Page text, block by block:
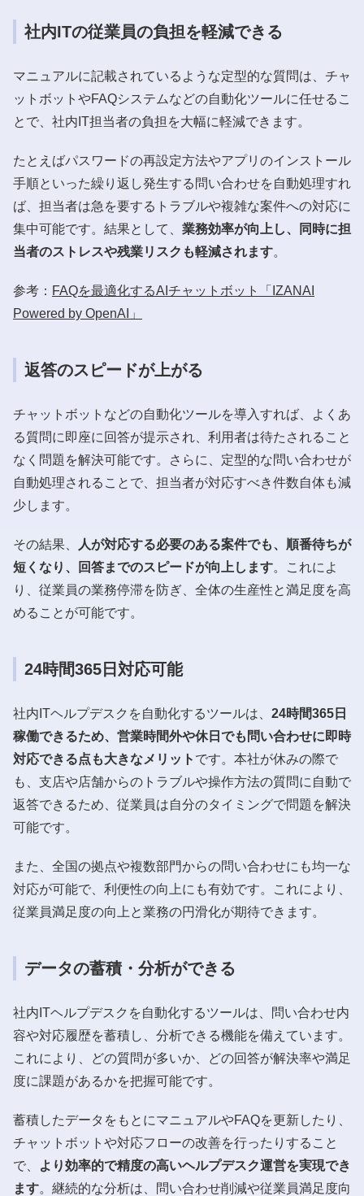
社内ITの従業員の負担を軽減できる
マニュアルに記載されているような定型的な質問は、チャ
ットボットやFAQシステムなどの自動化ツールに任せるこ
とで、社内IT担当者の負担を大幅に軽減できます。
たとえばパスワードの再設定方法やアプリのインストール
手順といった繰り返し発生する問い合わせを自動処理すれ
ば、担当者は急を要するトラブルや複雑な案件への対応に
集中可能です。結果として、 業務効率が向上し、同時に担
当者のストレスや残業リスクも軽減されます。
参考： FAQを最適化するAIチャットボット「IZANAI
Powered by OpenAI」
返答のスピードが上がる
チャットボットなどの自動化ツールを導入すれば、よくあ
る質問に即座に回答が提示され、利用者は待たされること
なく問題を解決可能です。さらに、定型的な問い合わせが
自動処理されることで、担当者が対応すべき件数自体も減
少します。
その結果、
人が対応する必要のある案件でも、順番待ちが
短くなり、回答までのスピードが向上します。これによ
り、従業員の業務停滞を防ぎ、全体の生産性と満足度を高
めることが可能です。
24時間365日対応可能
社内ITヘルプデスクを自動化するツールは、 24時間365日
稼働できるため、営業時間外や休日でも問い合わせに即時
対応できる点も大きなメリット です。本社が休みの際で
も、支店や店舗からのトラブルや操作方法の質問に自動で
返答できるため、従業員は自分のタイミングで問題を解決
可能です。
また、全国の拠点や複数部門からの問い合わせにも均一な
対応が可能で、利便性の向上にも有効です。これにより、
従業員満足度の向上と業務の円滑化が期待できます。
データの蓄積・分析ができる
社内ITヘルプデスクを自動化するツールは、問い合わせ内
容や対応履歴を蓄積し、分析できる機能を備えています。
これにより、どの質問が多いか、どの回答が解決率や満足
度に課題があるかを把握可能です。
蓄積したデータをもとにマニュアルやFAQを更新したり、
チャットボットや対応フローの改善を行ったりすること
で、
より効率的で精度の高いヘルプデスク運営を実現でき
ます。継続的な分析は、問い合わせ削減や従業員満足度向